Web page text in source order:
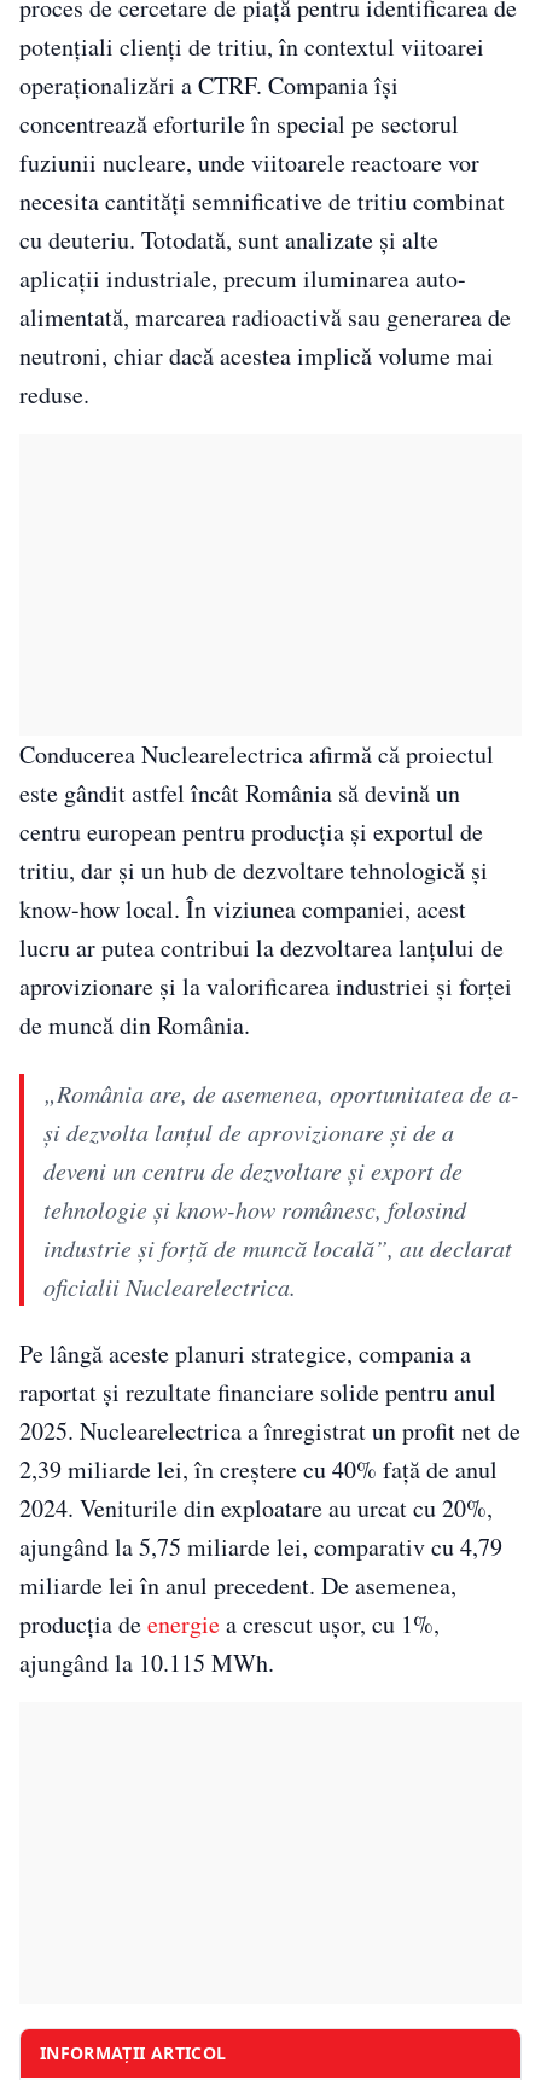
proces de cercetare de piață pentru identificarea de
potențiali clienți de tritiu, în contextul viitoarei
operaționalizări a CTRF. Compania își
concentrează eforturile în special pe sectorul
fuziunii nucleare, unde viitoarele reactoare vor
necesita cantități semnificative de tritiu combinat
cu deuteriu. Totodată, sunt analizate și alte
aplicații industriale, precum iluminarea auto-
alimentată, marcarea radioactivă sau generarea de
neutroni, chiar dacă acestea implică volume mai
reduse.
Conducerea Nuclearelectrica afirmă că proiectul
este gândit astfel încât România să devină un
centru european pentru producția și exportul de
tritiu, dar și un hub de dezvoltare tehnologică și
know-how local. În viziunea companiei, acest
lucru ar putea contribui la dezvoltarea lanțului de
aprovizionare și la valorificarea industriei și forței
de muncă din România.
„România are, de asemenea, oportunitatea de a-
şi dezvolta lanţul de aprovizionare şi de a
deveni un centru de dezvoltare şi export de
tehnologie şi know-how românesc, folosind
industrie şi forţă de muncă locală”, au declarat
oficialii Nuclearelectrica.
Pe lângă aceste planuri strategice, compania a
raportat și rezultate financiare solide pentru anul
2025. Nuclearelectrica a înregistrat un profit net de
2,39 miliarde lei, în creștere cu 40% față de anul
2024. Veniturile din exploatare au urcat cu 20%,
ajungând la 5,75 miliarde lei, comparativ cu 4,79
miliarde lei în anul precedent. De asemenea,
producția deenergiea crescut ușor, cu 1%,
ajungând la 10.115 MWh.
INFORMAȚII ARTICOL